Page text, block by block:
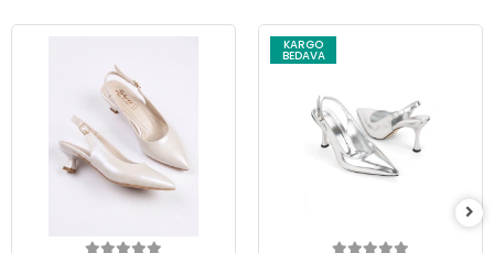
KARGO
BEDAVA